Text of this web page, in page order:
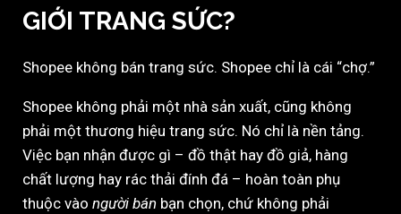
GIỚI TRANG SỨC?
Shopee không bán trang sức. Shopee chỉ là cái “chợ.”
Shopee không phải một nhà sản xuất, cũng không
phải một thương hiệu trang sức. Nó chỉ là nền tảng.
Việc bạn nhận được gì – đồ thật hay đồ giả, hàng
chất lượng hay rác thải đính đá – hoàn toàn phụ
thuộc vào người bán bạn chọn, chứ không phải